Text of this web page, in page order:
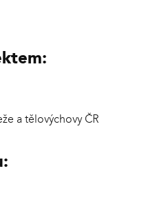
a tělovýchovy ČR